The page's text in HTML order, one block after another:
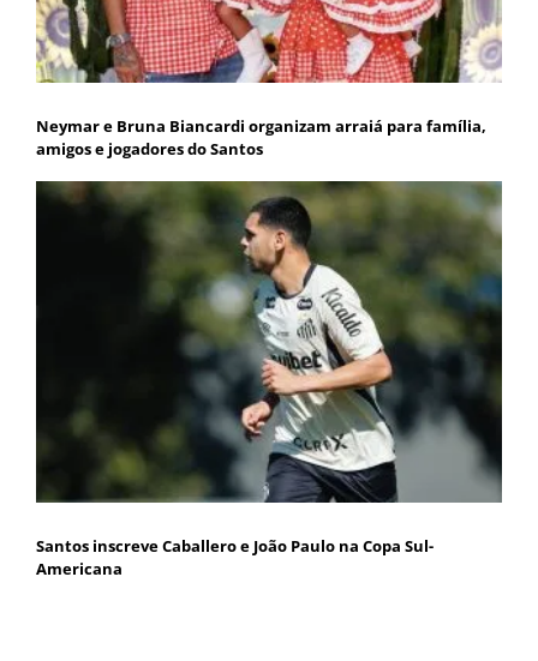
Neymar e Bruna Biancardi organizam arraiá para família,
amigos e jogadores do Santos
Santos inscreve Caballero e João Paulo na Copa Sul-
Americana